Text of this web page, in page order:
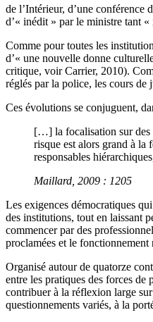
de l’Intérieur, d’une conférence
d’« inédit » par le ministre tant
Comme pour toutes les
d’« une nouvelle donne
critique, voir Carrier, 2010).
réglés par la police, les cours de
Ces évolutions se conjuguent,
[…] la focalisation sur des
risque est alors grand à la
responsables
Maillard, 2009 : 1205
Les exigences démocratiques
des institutions, tout en laissant
commencer par des
proclamées et le
Organisé autour de quatorze
entre les pratiques des forces
contribuer à la réflexion large
questionnements variés, à la